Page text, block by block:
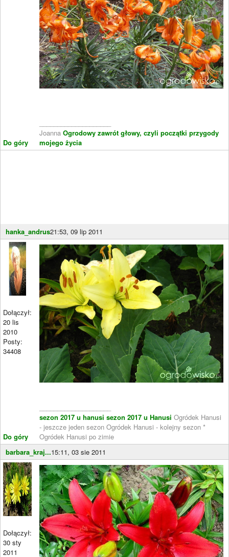
Do góry
Joanna Ogrodowy zawrót głowy, czyli początki przygody
mojego życia
hanka_andrus21:53, 09 lip 2011
Dołączył:
20 lis
2010
Posty:
34408
Do góry
sezon 2017 u hanusi sezon 2017 u Hanusi Ogródek Hanusi
- jeszcze jeden sezon Ogródek Hanusi - kolejny sezon *
Ogródek Hanusi po zimie
barbara_kraj...15:11, 03 sie 2011
Dołączył:
30 sty
2011